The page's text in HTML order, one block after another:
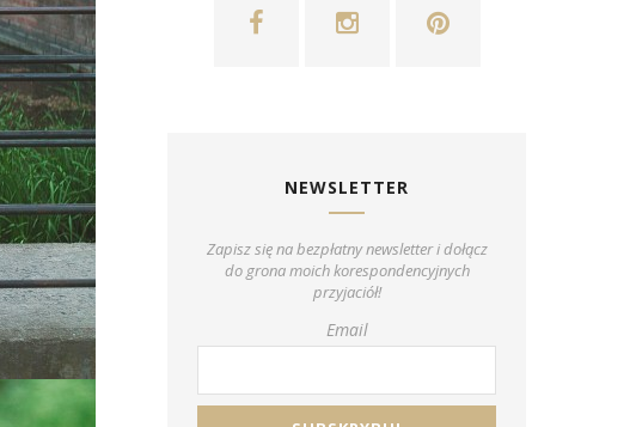
NEWSLETTER
Zapisz się na bezpłatny newsletter i dołącz
do grona moich korespondencyjnych
przyjaciół!
Email